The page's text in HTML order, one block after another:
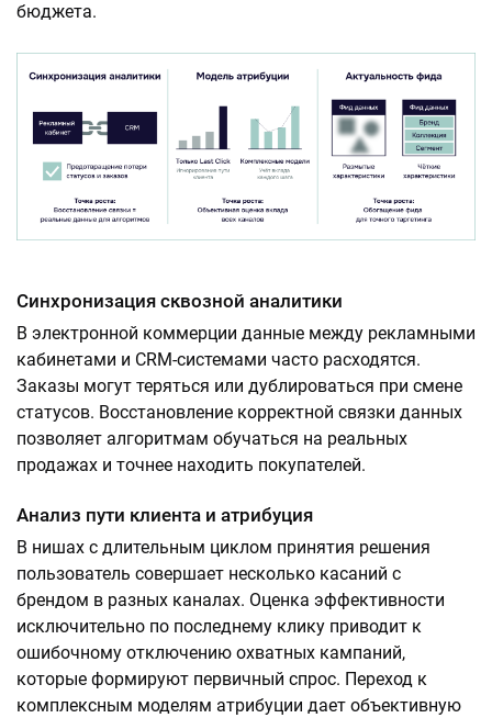
бюджета.
Синхронизация сквозной аналитики
В электронной коммерции данные между рекламными
кабинетами и CRM-системами часто расходятся.
Заказы могут теряться или дублироваться при смене
статусов. Восстановление корректной связки данных
позволяет алгоритмам обучаться на реальных
продажах и точнее находить покупателей.
Анализ пути клиента и атрибуция
В нишах с длительным циклом принятия решения
пользователь совершает несколько касаний с
брендом в разных каналах. Оценка эффективности
исключительно по последнему клику приводит к
ошибочному отключению охватных кампаний,
которые формируют первичный спрос. Переход к
комплексным моделям атрибуции дает объективную